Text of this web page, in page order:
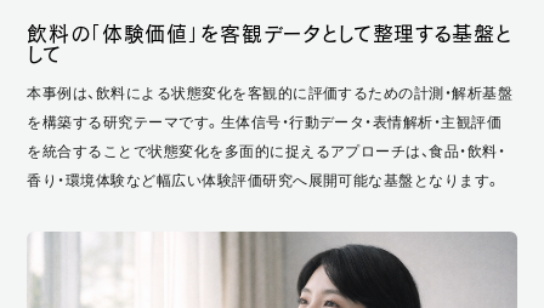
飲料の「体験価値」を客観データとして整理する基盤と
して
本事例は、飲料による状態変化を客観的に評価するための計測・解析基盤
を構築する研究テーマです。生体信号・行動データ・表情解析・主観評価
を統合することで状態変化を多面的に捉えるアプローチは、食品・飲料・
香り・環境体験など幅広い体験評価研究へ展開可能な基盤となります。